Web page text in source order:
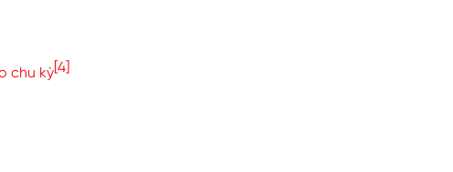
Thiết bị kiểm tra nước bắn và sốc nhiệt độ
chu kỳ[4]